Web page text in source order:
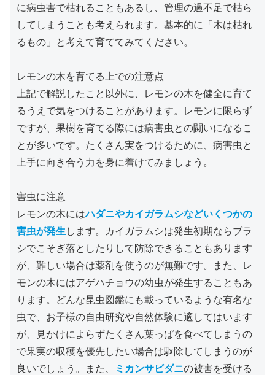
に病虫害で枯れることもあるし、管理の過不足で枯ら
してしまうことも考えられます。基本的に「木は枯れ
るもの」と考えて育ててみてください。
レモンの木を育てる上での注意点
上記で解説したこと以外に、レモンの木を健全に育て
るうえで気をつけることがあります。レモンに限らず
ですが、果樹を育てる際には病害虫との闘いになるこ
とが多いです。たくさん実をつけるために、病害虫と
上手に向き合う力を身に着けてみましょう。
害虫に注意
レモンの木にはハダニやカイガラムシなどいくつかの
害虫が発生 します。カイガラムシは発生初期ならブラ
シでこそぎ落としたりして防除できることもあります
が、難しい場合は薬剤を使うのが無難です。また、レ
モンの木にはアゲハチョウの幼虫が発生することもあ
ります。どんな昆虫図鑑にも載っているような有名な
虫で、お子様の自由研究や自然体験に適してはいます
が、見かけによらずたくさん葉っぱを食べてしまうの
で果実の収穫を優先したい場合は駆除してしまうのが
良いでしょう。また、
ミカンサビダニの被害を受ける